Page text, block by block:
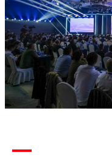
Industries
Services
About us
Where to buy
Contact us
Careers